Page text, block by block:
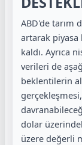
ABD'de tarım
artarak
kaldı. Ayrıca
verileri de
beklentilerin
dolar
üzere değerli